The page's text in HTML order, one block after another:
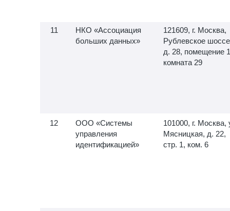
НКО «Ассоциация
больших данных»
121609, г. Москва,
Рублевское
д. 28, помещение
комната 29
ООО «Системы
управления
идентификацией»
101000, г. Москва,
Мясницкая, д. 22,
стр. 1, ком. 6